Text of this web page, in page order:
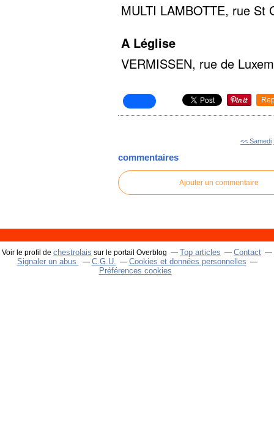
MULTI LAMBOTTE, rue St
A Léglise
VERMISSEN, rue de
<< Samedi
commentaires
Ajouter un commentaire
Voir le profil de chestrolais sur le portail Overblog Top articles
Contact
Signaler un abus
C.G.U.
Cookies et données personnelles
Préférences cookies